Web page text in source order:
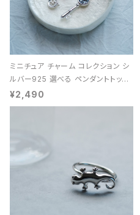
ミニチュア チャーム コレクション シ
ルバー925 選べる ペンダントトップ
レディース ユニセックス
¥2,490